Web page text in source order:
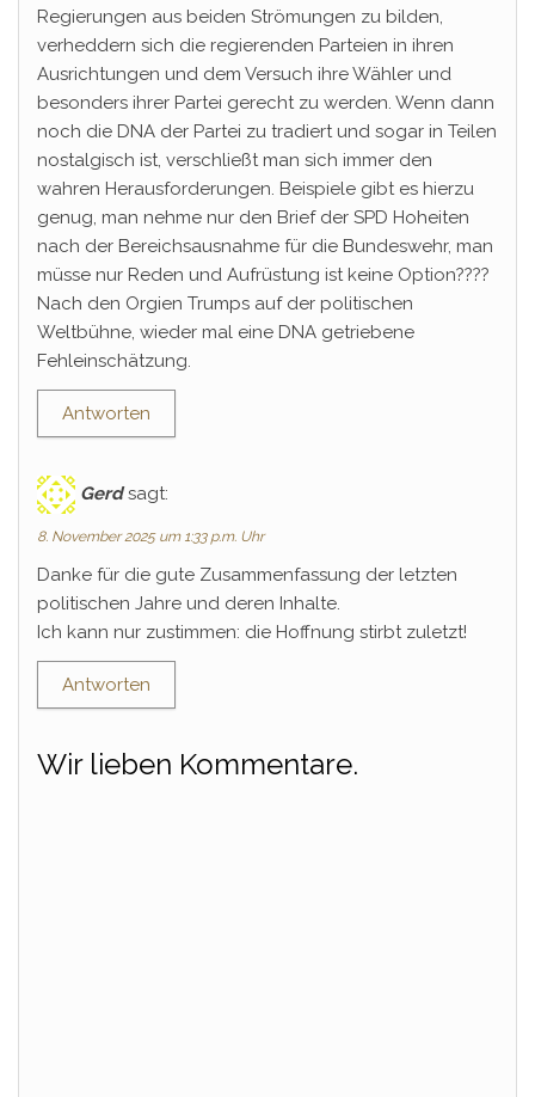
Regierungen aus beiden Strömungen zu bilden,
verheddern sich die regierenden Parteien in ihren
Ausrichtungen und dem Versuch ihre Wähler und
besonders ihrer Partei gerecht zu werden. Wenn dann
noch die DNA der Partei zu tradiert und sogar in Teilen
nostalgisch ist, verschließt man sich immer den
wahren Herausforderungen. Beispiele gibt es hierzu
genug, man nehme nur den Brief der SPD Hoheiten
nach der Bereichsausnahme für die Bundeswehr, man
müsse nur Reden und Aufrüstung ist keine Option????
Nach den Orgien Trumps auf der politischen
Weltbühne, wieder mal eine DNA getriebene
Fehleinschätzung.
Antworten
Gerd sagt:
8. November 2025 um 1:33 p.m. Uhr
Danke für die gute Zusammenfassung der letzten
politischen Jahre und deren Inhalte.
Ich kann nur zustimmen: die Hoffnung stirbt zuletzt!
Antworten
Wir lieben Kommentare.